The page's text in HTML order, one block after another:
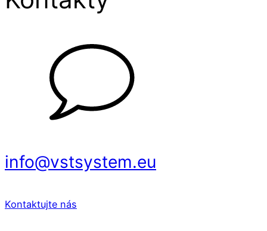
info@vstsystem.eu
Kontaktujte nás